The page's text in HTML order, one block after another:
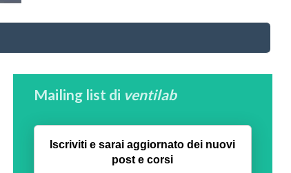
Mailing list di ventilab
Iscriviti e sarai aggiornato dei nuovi
post e corsi